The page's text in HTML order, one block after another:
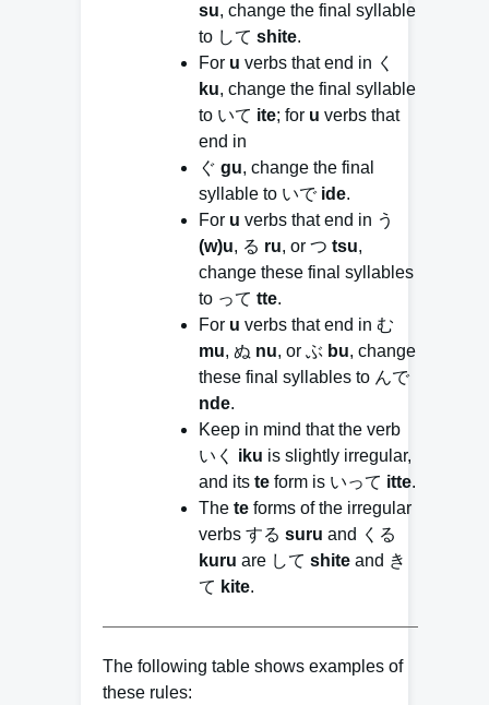
su, change the final syllable
to して shite.
For u verbs that end in く
ku, change the final syllable
to いて ite; for u verbs that
end in
ぐ gu, change the final
syllable to いで ide.
For u verbs that end in う
(w)u, る ru, or つ tsu,
change these final syllables
to って tte.
For u verbs that end in む
mu, ぬ nu, or ぶ bu, change
these final syllables to んで
nde.
Keep in mind that the verb
いく iku is slightly irregular,
and its te form is いって itte.
The te forms of the irregular
verbs する suru and くる
kuru are して shite and き
て kite.
The following table shows examples of
these rules: